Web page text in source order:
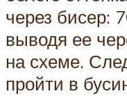
через бисер:
выводя ее
на схеме.
пройти в